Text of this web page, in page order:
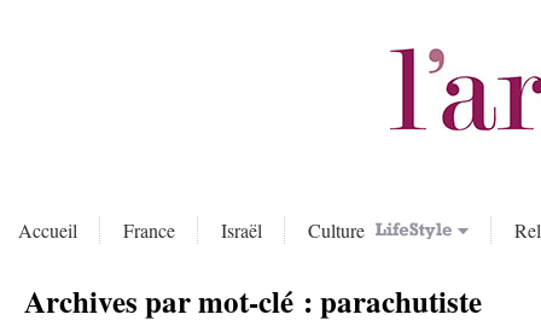
Accueil France Israël Culture
Archives par mot-clé :parachutiste